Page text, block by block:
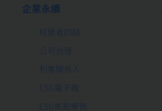
企業永續
經營者的話
公司治理
利害關係人
ESG電子報
ESG焦點案例